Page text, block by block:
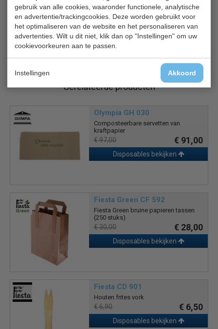
gebruik van alle cookies, waaronder functionele, analytische
en advertentie/trackingcookies. Deze worden gebruikt voor
het optimaliseren van de website en het personaliseren van
advertenties. Wilt u dit niet, klik dan op "Instellingen" om uw
cookievoorkeuren aan te passen.
Instellingen Akkoord
Natuurlijk uiterlijk geeft uw voedsel een organische
uitstraling
Geleverde platte lip maakt het gemakkelijk voor
klanten om toegang te krijgen tot voedsel
Gerelateerde producten
Olympia GH 030
Composteerbare servetten van
kraftpapier
€ 97,00 € 91,00
Disposables bekijken
Fiesta Green CF 592
Fiesta Green bruine papieren tassen
(250 stuks)
€ 30,00 € 28,00
Disposables bekijken
Fiesta CD 901
Houten frites vork
€ 6,90 € 6,50
Disposables bekijken